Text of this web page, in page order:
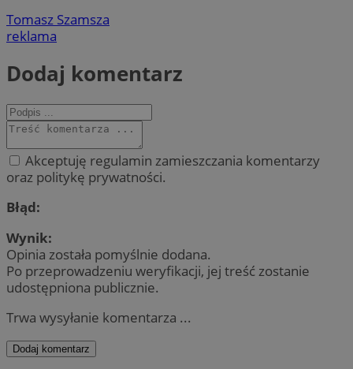
Tomasz Szamsza
reklama
Dodaj komentarz
Akceptuję regulamin zamieszczania komentarzy
oraz politykę prywatności.
Błąd:
Wynik:
Opinia została pomyślnie dodana.
Po przeprowadzeniu weryfikacji, jej treść zostanie
udostępniona publicznie.
Trwa wysyłanie komentarza ...
Dodaj komentarz